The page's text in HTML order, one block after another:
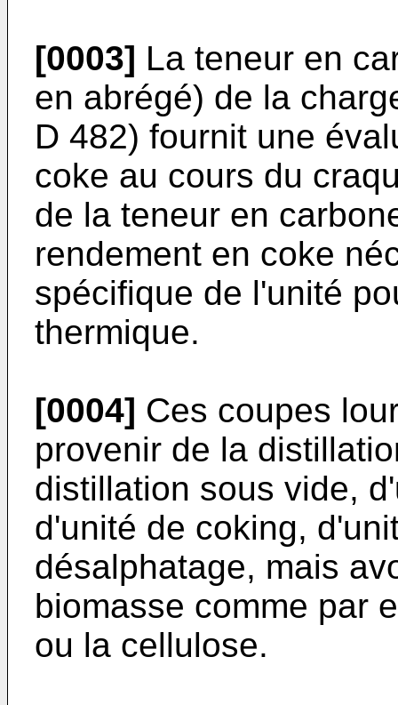
[0003] La teneur en
en abrégé) de la
D 482) fournit une
coke au cours du
de la teneur en
rendement en coke
spécifique de l'unité
thermique.
[0004] Ces coupes
provenir de la
distillation sous vide,
d'unité de coking,
désalphatage, mais
biomasse comme par
ou la cellulose.